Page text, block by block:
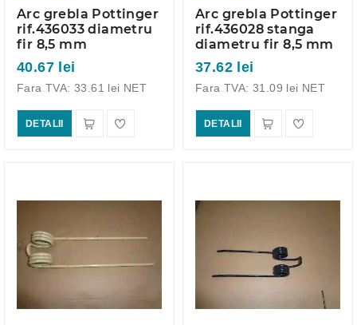
Arc grebla Pottinger
rif.436033 diametru
fir 8,5 mm
40.67 lei
Fara TVA: 33.61 lei NET
DETALII
Arc grebla Pottinger
rif.436028 stanga
diametru fir 8,5 mm
37.62 lei
Fara TVA: 31.09 lei NET
DETALII